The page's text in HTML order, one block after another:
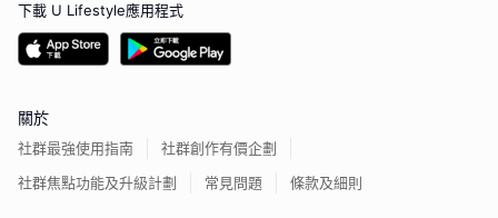
下載 U Lifestyle應用程式
關於
社群最強使用指南
社群創作有價企劃
社群焦點功能及升級計劃
常見問題 條款及細則